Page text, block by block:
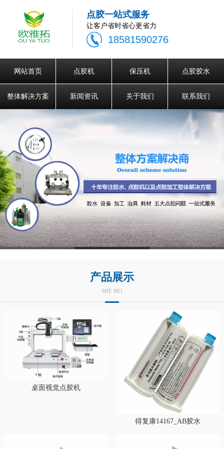
点胶一站式服务
让客户省时省心更省力
18581590276
网站首页 点胶机 保压机 点胶胶水
整体解决方案 新闻资讯 关于我们 联系我们
产品展示
SHE BEI
桌面视觉点胶机
得复康14167_AB胶水